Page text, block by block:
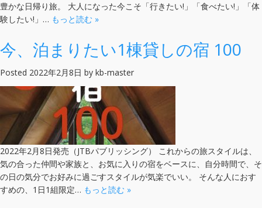
豊かな日帰り旅。 大人になった今こそ「行きたい!」「食べたい!」「体
験したい!」… もっと読む »
今、泊まりたい1棟貸しの宿 100
Posted 2022年2月8日 by kb-master
2022年2月8日発売（JTBパブリッシング） これからの旅スタイルは、
気の合った仲間や家族と、お気に入りの宿をベースに、自分時間で、そ
の日の気分でお好みに過ごすスタイルが気楽でいい。 そんな人におす
すめの、1日1組限定… もっと読む »